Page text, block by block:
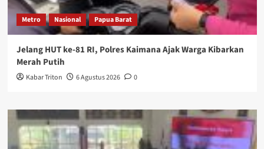
Metro Nasional Papua Barat
Jelang HUT ke-81 RI, Polres Kaimana Ajak Warga Kibarkan
Merah Putih
Kabar Triton 6 Agustus 2026 0